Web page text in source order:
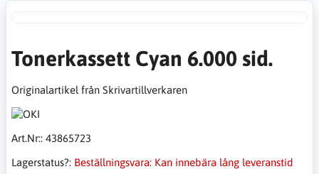
Tonerkassett Cyan 6.000 sid.
Originalartikel från Skrivartillverkaren
Art.Nr:: 43865723
Lagerstatus?: Beställningsvara: Kan innebära lång leveranstid